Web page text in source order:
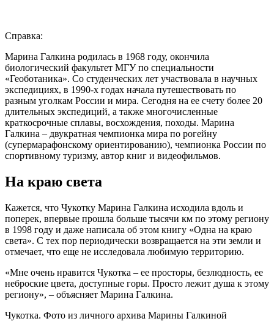
Справка:
Марина Галкина родилась в 1968 году, окончила
биологический факультет МГУ по специальности
«Геоботаника». Со студенческих лет участвовала в научных
экспедициях, в 1990-х годах начала путешествовать по
разным уголкам России и мира. Сегодня на ее счету более 20
длительных экспедиций, а также многочисленные
краткосрочные сплавы, восхождения, походы. Марина
Галкина – двукратная чемпионка мира по рогейну
(супермарафонскому ориентированию), чемпионка России по
спортивному туризму, автор книг и видеофильмов.
На краю света
Кажется, что Чукотку Марина Галкина исходила вдоль и
поперек, впервые прошла больше тысячи км по этому региону
в 1998 году и даже написала об этом книгу «Одна на краю
света». С тех пор периодически возвращается на эти земли и
отмечает, что еще не исследовала любимую территорию.
«Мне очень нравится Чукотка – ее просторы, безлюдность, ее
неброские цвета, доступные горы. Просто лежит душа к этому
региону», – объясняет Марина Галкина.
Чукотка. Фото из личного архива Марины Галкиной